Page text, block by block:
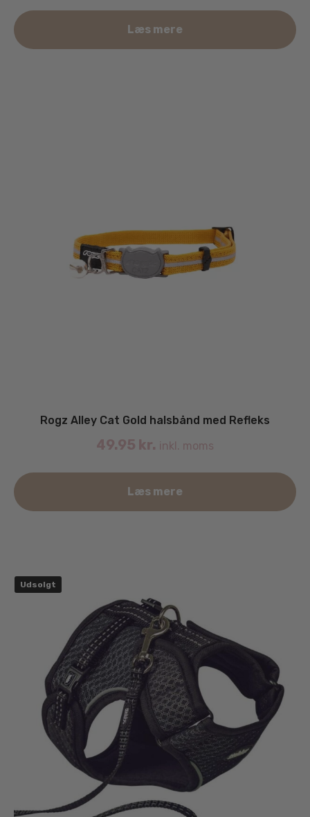
Læs mere
Rogz Alley Cat Gold halsbånd med Refleks
49.95 kr. inkl. moms
Læs mere
Udsolgt